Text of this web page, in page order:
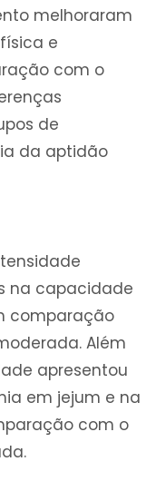
melhoraram
e
com o
de
da aptidão
na capacidade
comparação
Além
apresentou
em jejum e na
com o